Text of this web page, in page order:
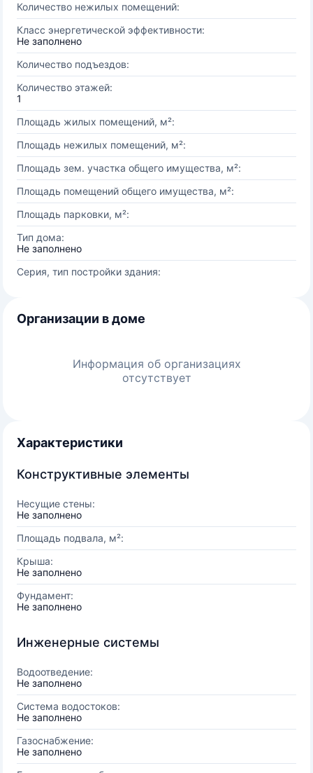
Количество нежилых помещений:
Класс энергетической эффективности:
Не заполнено
Количество подъездов:
Количество этажей:
1
Площадь жилых помещений, м²:
Площадь нежилых помещений, м²:
Площадь зем. участка общего имущества, м²:
Площадь помещений общего имущества, м²:
Площадь парковки, м²:
Тип дома:
Не заполнено
Серия, тип постройки здания:
Организации в доме
Информация об организациях
отсутствует
Характеристики
Конструктивные элементы
Несущие стены:
Не заполнено
Площадь подвала, м²:
Крыша:
Не заполнено
Фундамент:
Не заполнено
Инженерные системы
Водоотведение:
Не заполнено
Система водостоков:
Не заполнено
Газоснабжение:
Не заполнено